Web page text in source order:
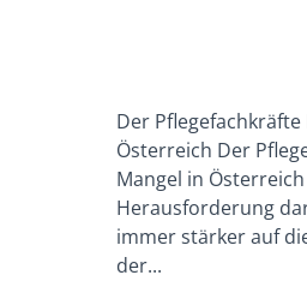
Der Pflegefachkräfte
Österreich Der
Mangel in
Herausforderung
immer stärker auf
der...